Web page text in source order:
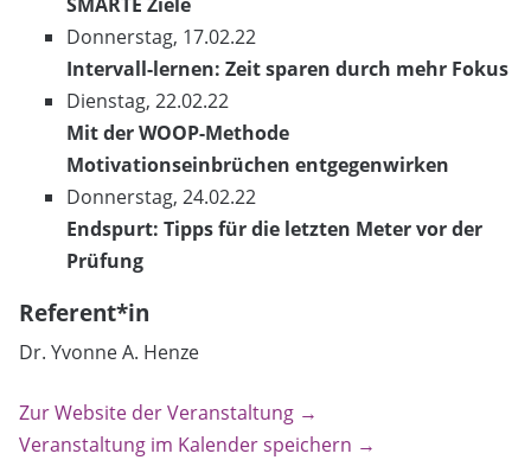
Donnerstag, 17.02.22
Intervall-lernen: Zeit sparen durch mehr Fokus
Dienstag, 22.02.22
Mit der WOOP-Methode
Motivationseinbrüchen entgegenwirken
Donnerstag, 24.02.22
Endspurt: Tipps für die letzten Meter vor der
Prüfung
Referent*in
Dr. Yvonne A. Henze
Zur Website der Veranstaltung →
Veranstaltung im Kalender speichern →